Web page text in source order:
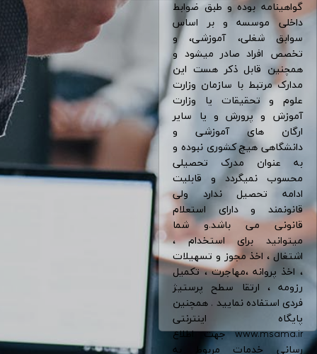
گواهینامه بوده و طبق ضوابط
داخلی موسسه و بر اساس
سوابق شغلی، آموزشی، و
تخصص افراد صادر میشود و
همچنین قابل ذکر هست این
مدارک مرتبط با سازمان وزارت
علوم و تحقیقات یا وزارت
آموزش و پرورش و یا سایر
ارگان های آموزشی و
دانشگاهی هیچ کشوری نبوده و
به عنوان مدرک تحصیلی
محسوب نمیگردد و قابلیت
ادامه تحصیل ندارد ولی
قانونمند و دارای استعلام
قانونی می باشد.و شما
میتوانید برای استخدام ،
اشتغال ، اخذ مجوز و تسهیلات
، اخذ پروانه ،مهاجرت ، تکمیل
رزومه ، ارتقا سطح پرستیژ
فردی استفاده نمایید . همچنین
پایگاه اینترنتی
www.msama.ir جهت اطلاع
رسانی خدمات مربوط به